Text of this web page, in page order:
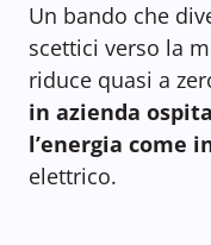
Un bando che
scettici verso la
riduce quasi a
in azienda
l’energia come
elettrico.